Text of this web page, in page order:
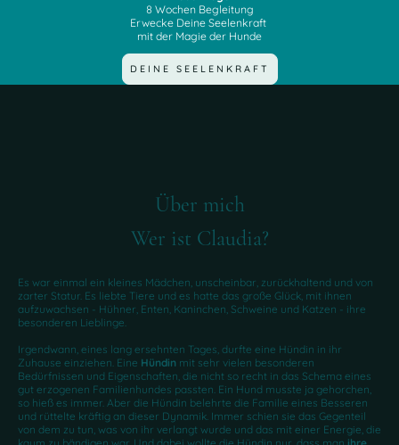
8 Wochen Begleitung
Erwecke Deine Seelenkraft
mit der Magie der Hunde
DEINE SEELENKRAFT
Über mich
Wer ist Claudia?
Es war einmal ein kleines Mädchen, unscheinbar, zurückhaltend und von
zarter Statur. Es liebte Tiere und es hatte das große Glück, mit ihnen
aufzuwachsen - Hühner, Enten, Kaninchen, Schweine und Katzen - ihre
besonderen Lieblinge.
Irgendwann, eines lang ersehnten Tages, durfte eine Hündin in ihr
Zuhause einziehen. Eine Hündin mit sehr vielen besonderen
Bedürfnissen und Eigenschaften, die nicht so recht in das Schema eines
gut erzogenen Familienhundes passten. Ein Hund musste ja gehorchen,
so hieß es immer. Aber die Hündin belehrte die Familie eines Besseren
und rüttelte kräftig an dieser Dynamik. Immer schien sie das Gegenteil
von dem zu tun, was von ihr verlangt wurde und das mit einer Energie, die